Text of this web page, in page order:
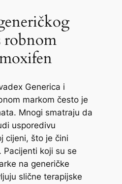
robnom
Generica i
markom često je
Mnogi smatraju da
usporedivu
cijeni, što je čini
Pacijenti koji su se
na generičke
slične terapijske